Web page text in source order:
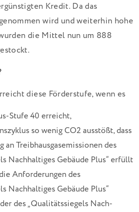
Kredit. Da das
wird und weiterhin hohe
die Mittel nun um 888
diese Förderstufe, wenn es
Stufe 40 erreicht,
so wenig CO2 ausstößt, dass
an Treibhausgasemissionen des
Nachhaltiges Gebäude Plus“ erfüllt
An­forderungen des
Nachhaltiges Gebäude Plus“
des „Qualitäts­siegels Nach­